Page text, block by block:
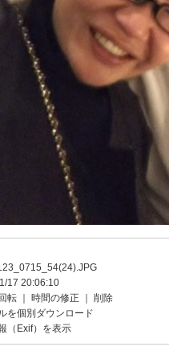
17 20:06:10
転 時間の修正
削除
を個別ダウンロード
（Exif）を表示